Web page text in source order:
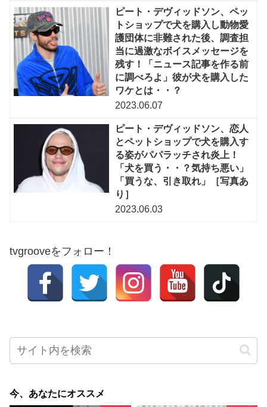
ピート・デヴィッドソン、ペッ
トショップで犬を購入し動物愛
護団体に非難された後、調査担
当に過激なボイスメッセージを
残す！「ニュース記事を作る前
に調べろよ」彼が犬を購入した
ワケとは・・？
2023.06.07
ピート・デヴィッドソン、恋人
とペットショップで犬を購入す
る姿がパパラッチされ炎上！
「犬を買う・・？気持ち悪い」
「買うな、引き取れ」［写真あ
り］
2023.06.03
tvgrooveをフォロー！
今、あなたにオススメ